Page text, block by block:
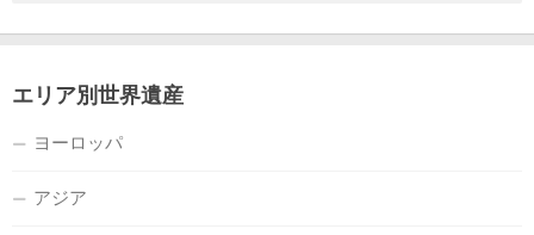
エリア別世界遺産
ヨーロッパ
アジア